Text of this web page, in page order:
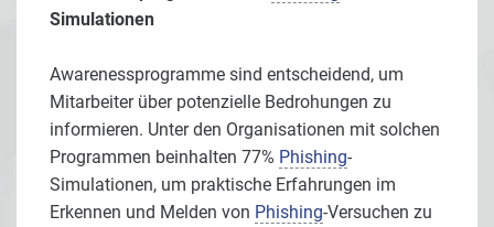
Simulationen
Awarenessprogramme sind entscheidend, um
Mitarbeiter über potenzielle Bedrohungen zu
informieren. Unter den Organisationen mit solchen
Programmen beinhalten 77% Phishing-
Simulationen, um praktische Erfahrungen im
Erkennen und Melden von Phishing-Versuchen zu